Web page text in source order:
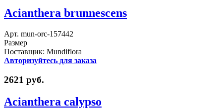
Acianthera brunnescens
Арт. mun-orc-157442
Размер
Поставщик: Mundiflora
Авторизуйтесь для заказа
2621 руб.
Acianthera calypso